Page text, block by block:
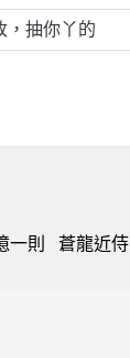
，抽你丫的
一則 蒼龍近侍